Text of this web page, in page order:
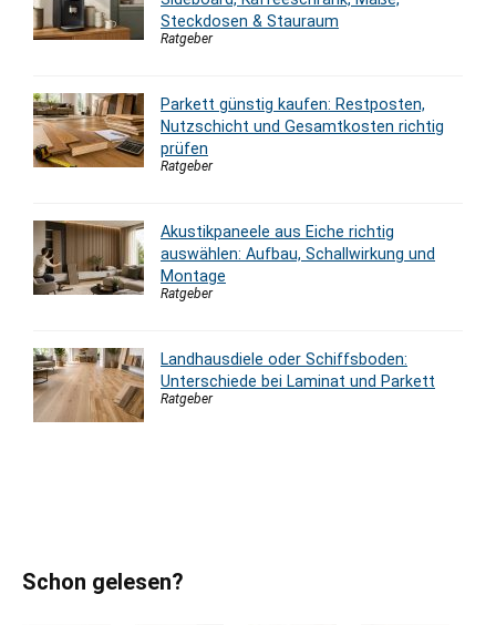
Steckdosen & Stauraum
Ratgeber
Parkett günstig kaufen: Restposten,
Nutzschicht und Gesamtkosten richtig
prüfen
Ratgeber
Akustikpaneele aus Eiche richtig
auswählen: Aufbau, Schallwirkung und
Montage
Ratgeber
Landhausdiele oder Schiffsboden:
Unterschiede bei Laminat und Parkett
Ratgeber
Schon gelesen?